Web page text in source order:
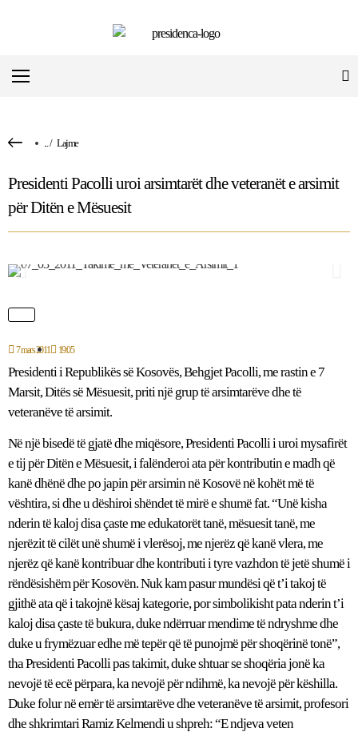
.../ Lajme
Presidenti Pacolli uroi arsimtarët dhe veteranët e arsimit
për Ditën e Mësuesit
7 mars 2011 19:05
Presidenti i Republikës së Kosovës, Behgjet Pacolli, me rastin e 7
Marsit, Ditës së Mësuesit, priti një grup të arsimtarëve dhe të
veteranëve të arsimit.
Në një bisedë të gjatë dhe miqësore, Presidenti Pacolli i uroi mysafirët
e tij për Ditën e Mësuesit, i falënderoi ata për kontributin e madh që
kanë dhënë dhe po japin për arsimin në Kosovë në kohët më të
vështira, si dhe u dëshiroi shëndet të mirë e shumë fat. “Unë kisha
nderin të kaloj disa çaste me edukatorët tanë, mësuesit tanë, me
njerëzit të cilët unë shumë i vlerësoj, me njerëz që kanë vlera, me
njerëz që kanë kontribuar dhe kontributi i tyre vazhdon të jetë shumë i
rëndësishëm për Kosovën. Nuk kam pasur mundësi që t’i takoj të
gjithë ata që i takojnë kësaj kategorie, por simbolikisht pata nderin t’i
kaloj disa çaste të bukura, duke ndërruar mendime të ndryshme dhe
duke u frymëzuar edhe më tepër që të punojmë për shoqërinë tonë”,
tha Presidenti Pacolli pas takimit, duke shtuar se shoqëria jonë ka
nevojë të ecë përpara, ka nevojë për ndihmë, ka nevojë për këshilla.
Duke folur në emër të arsimtarëve dhe veteranëve të arsimit, profesori
dhe shkrimtari Ramiz Kelmendi u shpreh: “E ndjeva veten